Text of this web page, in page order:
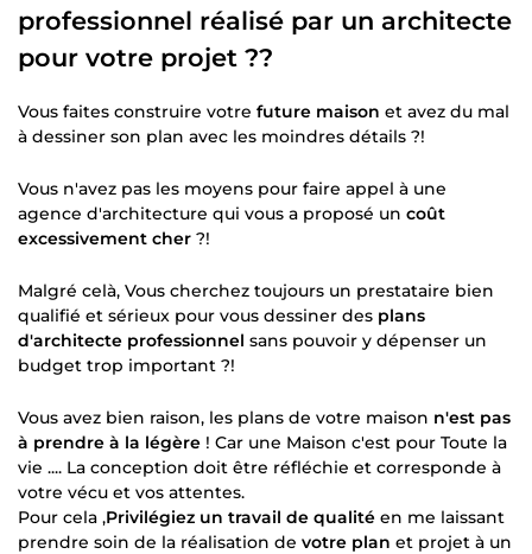
professionnel réalisé par un architecte
pour votre projet ??
Vous faites construire votre future maison et avez du mal
à dessiner son plan avec les moindres détails ?!
Vous n'avez pas les moyens pour faire appel à une
agence d'architecture qui vous a proposé un coût
excessivement cher ?!
Malgré celà, Vous cherchez toujours un prestataire bien
qualifié et sérieux pour vous dessiner des plans
d'architecte professionnel sans pouvoir y dépenser un
budget trop important ?!
Vous avez bien raison, les plans de votre maison n'est pas
à prendre à la légère ! Car une Maison c'est pour Toute la
vie .... La conception doit être réfléchie et corresponde à
votre vécu et vos attentes.
Pour cela ,Privilégiez un travail de qualité en me laissant
prendre soin de la réalisation de votre plan et projet à un